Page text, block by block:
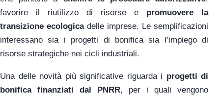
favorire il riutilizzo di risorse e promuovere la
transizione ecologicadelle imprese. Le semplificazioni
interessano sia i progetti di bonifica sia l’impiego di
risorse strategiche nei cicli industriali.
Una delle novità più significative riguarda i progetti di
bonifica finanziati dal PNRR, per i quali vengono